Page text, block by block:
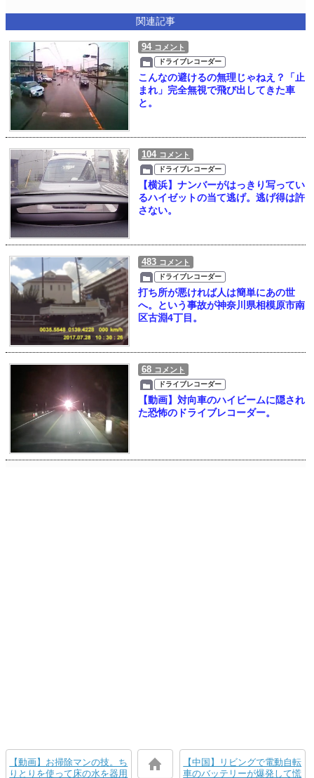
関連記事
94 コメント
ドライブレコーダー
こんなの避けるの無理じゃねえ？「止
まれ」完全無視で飛び出してきた車
と。
104 コメント
ドライブレコーダー
【横浜】ナンバーがはっきり写ってい
るハイゼットの当て逃げ。逃げ得は許
さない。
483 コメント
ドライブレコーダー
打ち所が悪ければ人は簡単にあの世
へ。という事故が神奈川県相模原市南
区古淵4丁目。
68 コメント
ドライブレコーダー
【動画】対向車のハイビームに隠され
た恐怖のドライブレコーダー。
【動画】お掃除マンの技。ち
りとりを使って床の水を器用
【中国】リビングで電動自転
車のバッテリーが爆発して慌